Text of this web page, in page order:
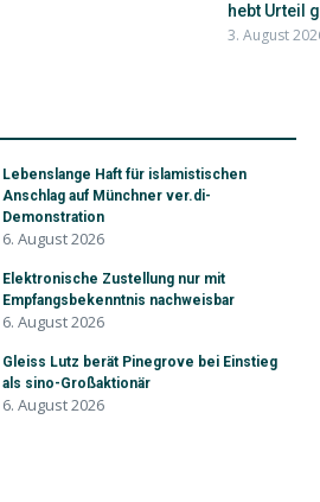
hebt Urteil
3. August
Lebenslange Haft für islamistischen
Anschlag auf Münchner ver.di-
Demonstration
6. August 2026
Elektronische Zustellung nur mit
Empfangsbekenntnis nachweisbar
6. August 2026
Gleiss Lutz berät Pinegrove bei Einstieg
als sino-Großaktionär
6. August 2026